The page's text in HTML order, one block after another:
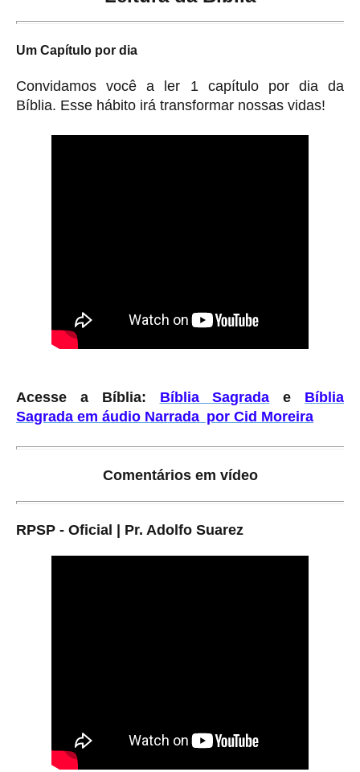
Um Capítulo por dia
Convidamos você a ler 1 capítulo por dia da
Bíblia. Esse hábito irá transformar nossas vidas!
Acesse a Bíblia: Bíblia Sagrada e Bíblia
Sagrada em áudio Narrada por Cid Moreira
Comentários em vídeo
RPSP - Oficial | Pr. Adolfo Suarez